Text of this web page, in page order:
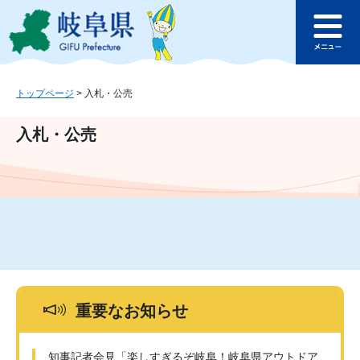
ジ
ュ
文
このページの本文へ
ュ
トップページ > 入札・公売
入札・公売
重要なお知らせ
知事記者会見「楽しすぎるぞ岐阜！岐阜県アウトドア